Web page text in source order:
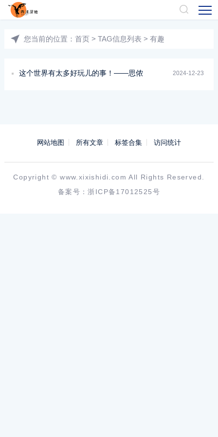
您当前的位置： 首页 > TAG信息列表 > 有趣
2024-12-23
这个世界有太多好玩儿的事！——思侬
网站地图 所有文章 标签合集 访问统计
Copyright ©www.xixishidi.com All Rights Reserved.
备案号：浙ICP备17012525号